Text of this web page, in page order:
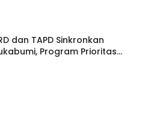
dan TAPD Sinkronkan
Program Prioritas
Dibahas